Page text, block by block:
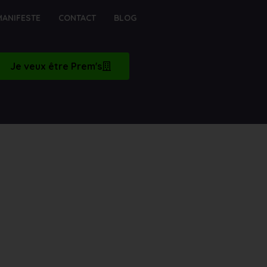
CONTACT BLOG
Je veux être Prem's